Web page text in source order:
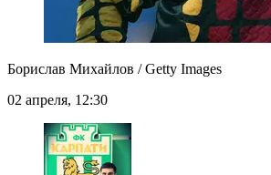
Борислав Михайлов / Getty Images
02 апреля, 12:30